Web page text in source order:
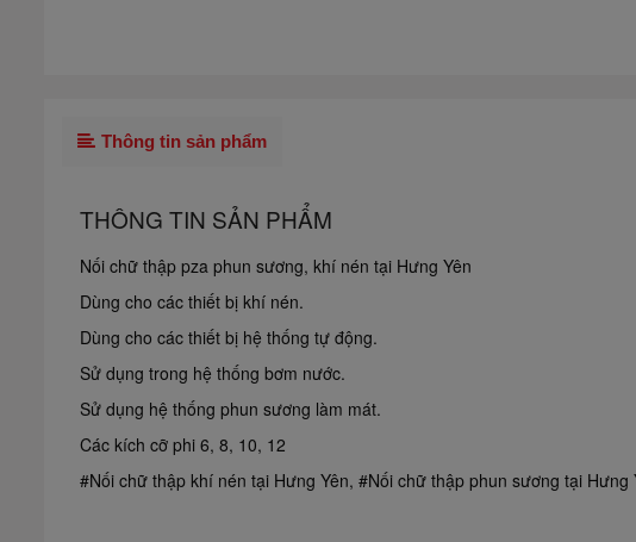
Thông tin sản phẩm
THÔNG TIN SẢN PHẨM
Nối chữ thập pza phun sương, khí nén tại Hưng Yên
Dùng cho các thiết bị khí nén.
Dùng cho các thiết bị hệ thống tự động.
Sử dụng trong hệ thống bơm nước.
Sử dụng hệ thống phun sương làm mát.
Các kích cỡ phi 6, 8, 10, 12
#Nối chữ thập khí nén tại Hưng Yên, #Nối chữ thập phun sương tại Hưng